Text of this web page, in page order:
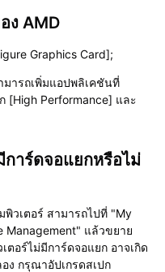
ง AMD
Graphics Card];
ารถเพิ่มแอปพลิเคชันที่
[High Performance] และ
การ์ดจอแยกหรือไม่
วเตอร์ สามารถไปที่ "My
Management" แล้วขยาย
ตอร์ไม่มีการ์ดจอแยก อาจเกิด
ง กรุณาอัปเกรดสเปก